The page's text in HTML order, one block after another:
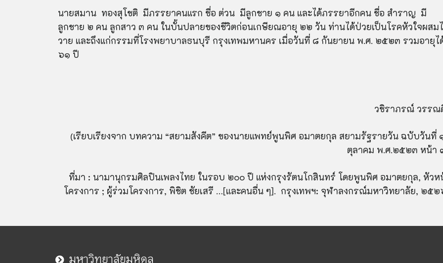
นายสมาน ทองสุโชติ มีภรรยาคนแรก ชื่อ ต่วน มีลูกชาย ๑ คน และได้ภรรยาอีกคน ชื่อ สำราญ มี
ลูกชาย ๒ คน ลูกสาว ๓ คน ในบั้นปลายของชีวิตก่อนเกษียณอายุ ๒๒ วัน ท่านได้ป่วยเป็นโรคหัวใจผสม
วาย และถึงแก่กรรมที่โรงพยาบาลธนบุรี กรุงเทพมหานคร เมื่อวันที่ ๘ กันยายน พ.ศ. ๒๕๒๓ รวมอายุไ
๖๑ ปี
วชิราภรณ์ วรรณ
(เรียบเรียงจาก บทความ “สยามสังคีต” ของนายแพทย์พูนพิศ อมาตยกุล สยามรัฐรายวัน ฉบับวันที่
ตุลาคม พ.ศ.๒๕๒๓ หน้า
ที่มา : นามานุกรมศิลปินเพลงไทย ในรอบ ๒๐๐ ปี แห่งกรุงรัตนโกสินทร์ โดยพูนพิศ อมาตยกุล, หัวห
โครงการ ; ผู้ร่วมโครงการ, พิชิต ชัยเสรี …[และคนอื่น ๆ]. กรุงเทพฯ: จุฬาลงกรณ์มหาวิทยาลัย, ๒๕๒
มหาวิทยาลัยมหิดล